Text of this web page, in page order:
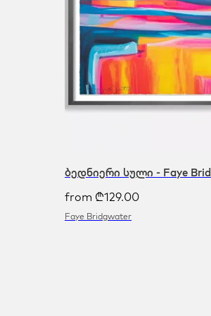
ბედნიერი სული - Faye
from ₾129.00
Faye Bridgwater